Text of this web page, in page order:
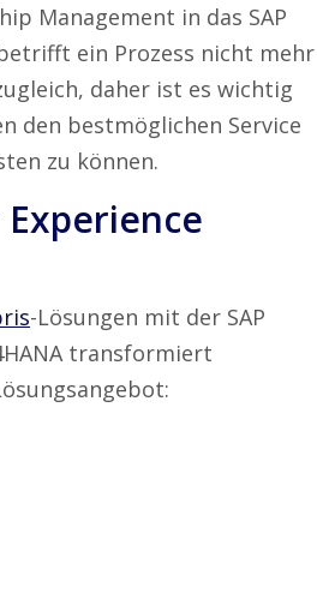
Management in das SAP
ein Prozess nicht mehr
daher ist es wichtig
den bestmöglichen Service
zu können.
-Lösungen mit der SAP
transformiert